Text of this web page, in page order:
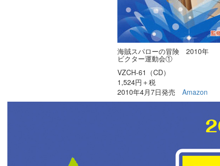
海賊スパローの冒険 2010年
ビクター運動会①
VZCH-61（CD）
1,524円＋税
2010年4月7日発売 Amazon